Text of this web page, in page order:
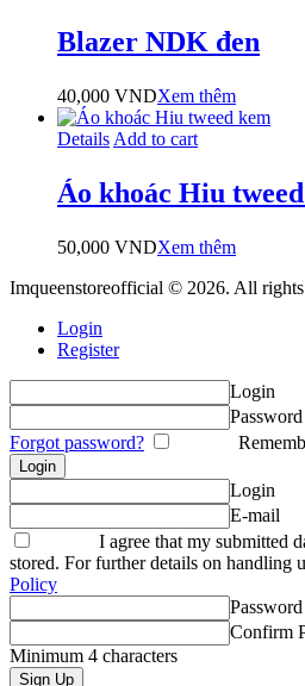
Blazer NDK đen
40,000 VNDXem thêm
Details Add to cart
Áo khoác Hiu
50,000 VNDXem thêm
Imqueenstoreofficial © 2026. All rights
Login
Register
Login
Password
Forgot password?
Login
E-mail
I agree that my submitted
stored. For further details on handling
Policy
Password
Confirm
Minimum 4 characters